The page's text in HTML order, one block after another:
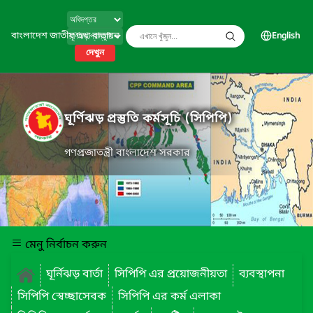
বাংলাদেশ জাতীয় তথ্য বাতায়ন
দেখুন
English
ঘূর্ণিঝড় প্রস্তুতি কর্মসূচি (সিপিপি)
গণপ্রজাতন্ত্রী বাংলাদেশ সরকার
মেনু নির্বাচন করুন
ঘূর্নিঝড় বার্তা
সিপিপি এর প্রয়োজনীয়তা
ব্যবস্থাপনা
সিপিপি স্বেচ্ছাসেবক
সিপিপি এর কর্ম এলাকা